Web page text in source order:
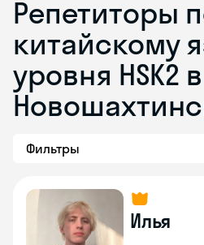
Репетиторы
китайскому
уровня HSK2 в
Фильтры
Илья
Skyeng Chat